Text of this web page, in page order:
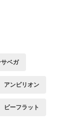
ベガ
アンビリオン
ビーフラット